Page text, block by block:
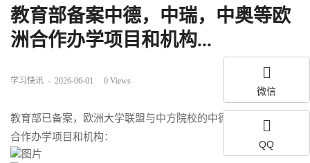
教育部备案中德，中瑞，中奥等欧
洲合作办学项目和机构...
学习快讯 - 2026-06-01 0 Views
教育部已备案， 欧洲大学联盟与中方院校的中德，中瑞，中奥
合作办学项目和机构：
微信
QQ